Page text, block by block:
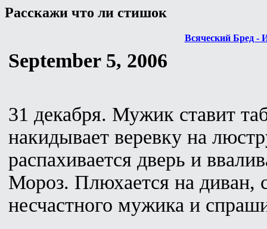
Расскажи что ли стишок
Всяческий Бред -
September 5, 2006
31 декабря. Мужик ставит
накидывает веревку на
распахивается дверь и
Мороз. Плюхается на диван,
несчастного мужика и